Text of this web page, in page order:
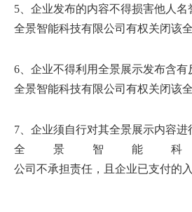
5、企业发布的内容不得损害他人
全景智能科技有限公司有权关闭该全
6、企业不得利用全景展示发布含
全景智能科技有限公司有权关闭该全
7、企业须自行对其全景展示内容
全景智能
公司不承担责任，且企业已支付的